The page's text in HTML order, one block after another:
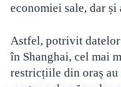
economiei sale, dar
Astfel, potrivit datelor
în Shanghai, cel mai
restricțiile din oraș au